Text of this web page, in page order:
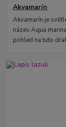
Akvamarín
Akvamarín je
název Aqua
pohled na tuto